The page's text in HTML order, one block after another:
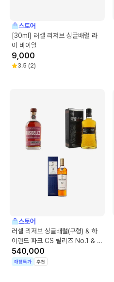
스토어
[30ml] 러셀 리저브 싱글배럴 라
이 바이알
9,000
3.5 (2)
스토어
러셀 리저브 싱글배럴(구형) & 하
이랜드 파크 CS 릴리즈 No.1 & 맥
캘란 12년 더블 캐스크
540,000
매장특가 추천